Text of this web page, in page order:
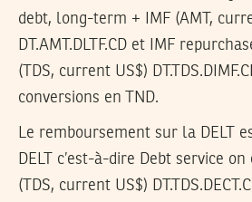
debt, long-term + IMF (AMT,
DT.AMT.DLTF.CD et IMF
(TDS, current US$)
conversions en TND.
Le remboursement sur la DELT
DELT c’est-à-dire Debt service
(TDS, current US$)